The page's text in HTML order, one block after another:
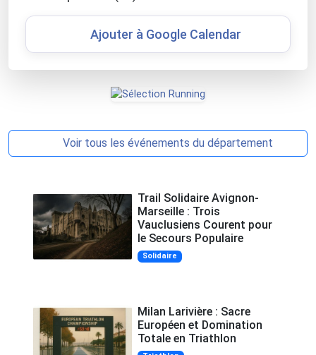
Ajouter à Google Calendar
Voir tous les événements du département
Trail Solidaire Avignon-
Marseille : Trois
Vauclusiens Courent pour
le Secours Populaire
Solidaire
Milan Larivière : Sacre
Européen et Domination
Totale en Triathlon